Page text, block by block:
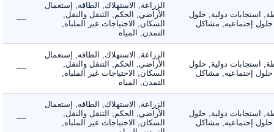
استجابات دولية, حلول
إجتماعيه, مشاكل
الزراعة, الاستهلاك, الطاقه, إستعمال
الأراضي, الحكم, التنقل والنقل,
السكان, الاحتياجات غير الملباه,
التمدن, المياه
----
استجابات دولية, حلول
إجتماعيه, مشاكل
الزراعة, الاستهلاك, الطاقه, إستعمال
الأراضي, الحكم, التنقل والنقل,
السكان, الاحتياجات غير الملباه,
التمدن, المياه
----
استجابات دولية, حلول
إجتماعيه, مشاكل
الزراعة, الاستهلاك, الطاقه, إستعمال
الأراضي, الحكم, التنقل والنقل,
السكان, الاحتياجات غير الملباه,
----